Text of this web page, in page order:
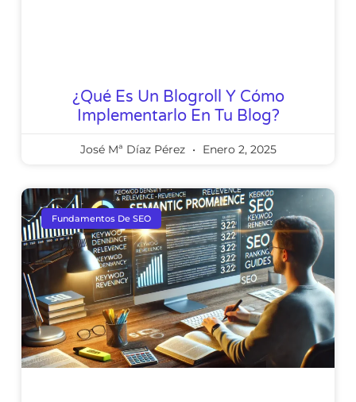
¿Qué Es Un Blogroll Y Cómo
Implementarlo En Tu Blog?
José Mª Díaz Pérez Enero 2, 2025
Fundamentos De SEO